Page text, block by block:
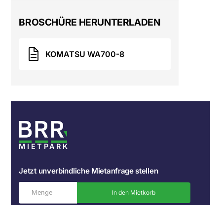
BROSCHÜRE HERUNTERLADEN
KOMATSU WA700-8
MIETPARK
Jetzt unverbindliche Mietanfrage stellen
In den Mietkorb